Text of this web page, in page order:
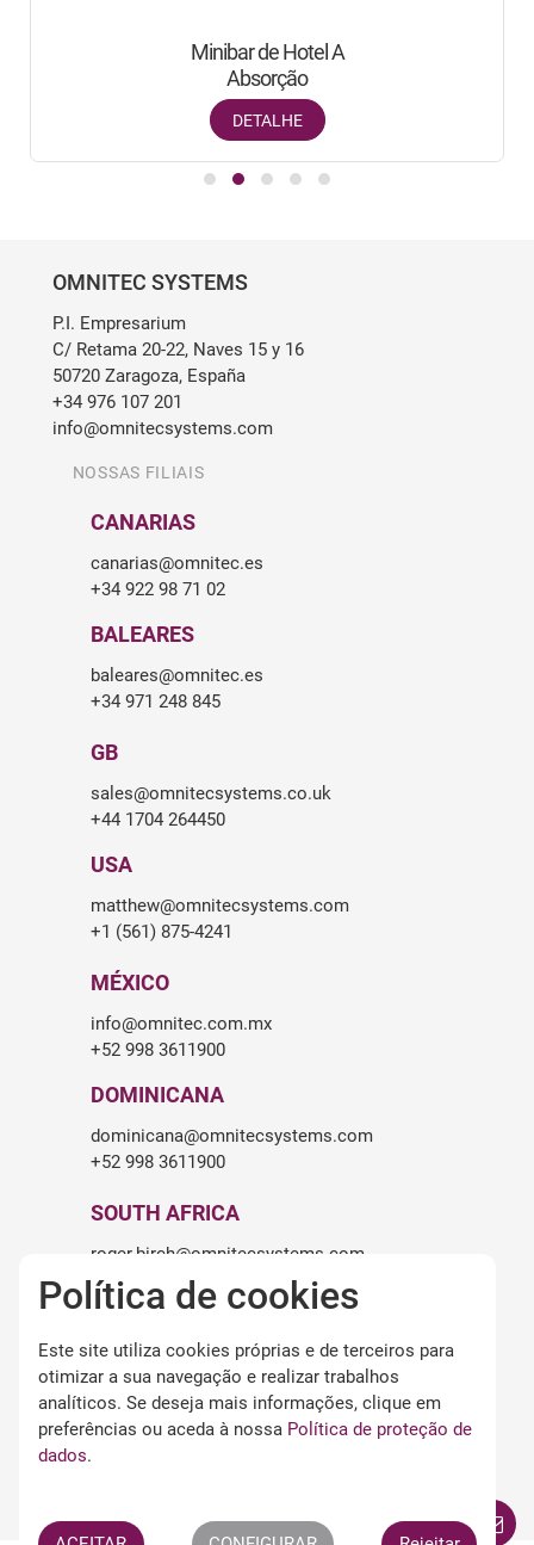
Minibar de Hotel A
Absorção
DETALHE
OMNITEC SYSTEMS
P.I. Empresarium
C/ Retama 20-22, Naves 15 y 16
50720 Zaragoza, España
+34 976 107 201
info@omnitecsystems.com
NOSSAS FILIAIS
CANARIAS
canarias@omnitec.es
+34 922 98 71 02
BALEARES
baleares@omnitec.es
+34 971 248 845
GB
sales@omnitecsystems.co.uk
+44 1704 264450
USA
matthew@omnitecsystems.com
+1 (561) 875-4241
MÉXICO
info@omnitec.com.mx
+52 998 3611900
DOMINICANA
dominicana@omnitecsystems.com
+52 998 3611900
SOUTH AFRICA
roger.birch@omnitecsystems.com
+27 82 475 6545
LEGALIDADE
Aviso legal
Termos e condições de uso
Política de privacidade
Política de cookies
Este site utiliza cookies próprias e de terceiros para
otimizar a sua navegação e realizar trabalhos
analíticos. Se deseja mais informações, clique em
preferências ou aceda à nossa Política de proteção de
dados.